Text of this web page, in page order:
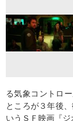
る気象コントロ
ところが３年後
いうＳＦ映画『ジ